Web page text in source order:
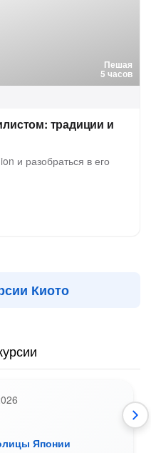
Пешая
5 часов
традиции и
и разобраться в его
Киото
Японии